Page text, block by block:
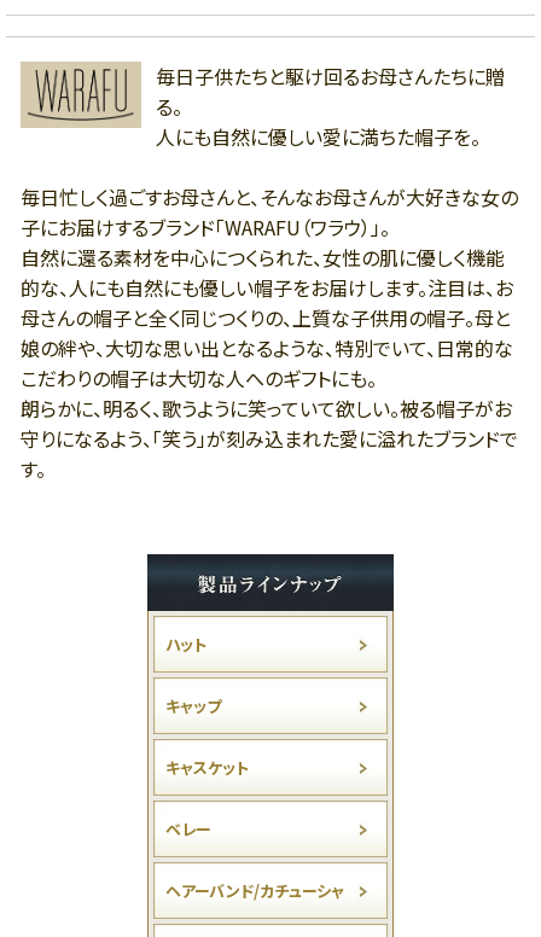
毎日子供たちと駆け回るお母さんたちに贈
る。
人にも自然に優しい愛に満ちた帽子を。
毎日忙しく過ごすお母さんと、そんなお母さんが大好きな女の
子にお届けするブランド「WARAFU（ワラウ）」。
自然に還る素材を中心につくられた、女性の肌に優しく機能
的な、人にも自然にも優しい帽子をお届けします。注目は、お
母さんの帽子と全く同じつくりの、上質な子供用の帽子。母と
娘の絆や、大切な思い出となるような、特別でいて、日常的な
こだわりの帽子は大切な人へのギフトにも。
朗らかに、明るく、歌うように笑っていて欲しい。被る帽子がお
守りになるよう、「笑う」が刻み込まれた愛に溢れたブランドで
す。
ハット
キャップ
キャスケット
ベレー
ヘアーバンド/カチューシャ